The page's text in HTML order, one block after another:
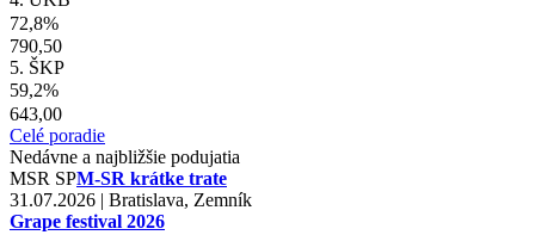
72,8%
790,50
5. ŠKP
59,2%
643,00
Celé poradie
Nedávne a najbližšie podujatia
MSR SPM-SR krátke trate
31.07.2026 | Bratislava, Zemník
Grape festival 2026